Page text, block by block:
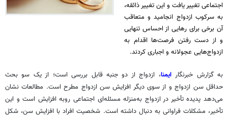
اجتماعی تغییر یافت و این تغییر ذائقه،
به سرکوب ازدواج انجامید و متعاقب
آن برخی برای رهایی از احساس تنهایی
و از دست رفتن فرصت‌ها اقدام به
ازدواج‌هایی عجولانه و اجباری کردند.
به گزارش خبرنگارایمنا، ازدواج از دو جنبه قابل بررسی است؛ از یک سو بحث
حداقل سن ازدواج و از سوی دیگر افزایش سن ازدواج مطرح است. مطالعات نشان
می‌دهد پدیده تأخیر در ازدواج به‌منزله مسئله‌ای اجتماعی روبهافزایش است و این
تأخیر، مشکلات فراوانی به دنبال داشته است. شخصیت افراد با افزایش سن، شکل